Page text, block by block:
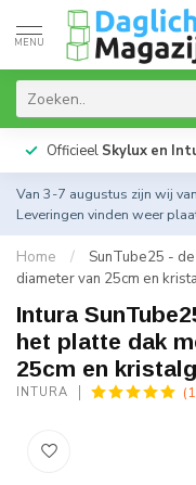
MENU
Officieel Skylux en
Van 3-7 augustus zijn wij
Leveringen vinden weer
Home /
SunTube25 -
diameter van 25cm en
Intura
het platte dak
25cm en
INTURA